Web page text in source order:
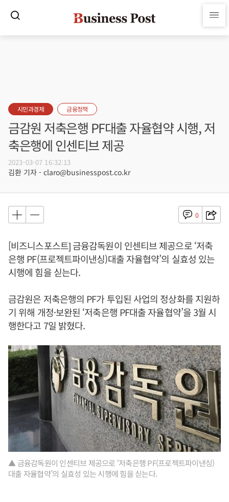
시민과경제 금융정책
금감원 저축은행 PF대출 자율협약 시행, 저
축은행에 인센티브 제공
2023-03-07 16:32:13
김환 기자 - claro@businesspost.co.kr
0
[비즈니스포스트] 금융감독원이 인센티브 제공으로 ‘저축
은행 PF(프로젝트파이낸싱)대출 자율협약’의 실효성 있는
시행에 힘을 싣는다.
금감원은 저축은행의 PF가 투입된 사업의 정상화를 지원하
기 위해 개정·보완된 ‘저축은행 PF대출 자율협약’을 3월 시
행한다고 7일 밝혔다.
▲ 금융감독원이 인센티브 제공으로 ‘저축은행 PF(프로젝트파이낸싱)
대출 자율협약’의 실효성 있는 시행에 힘을 싣는다.